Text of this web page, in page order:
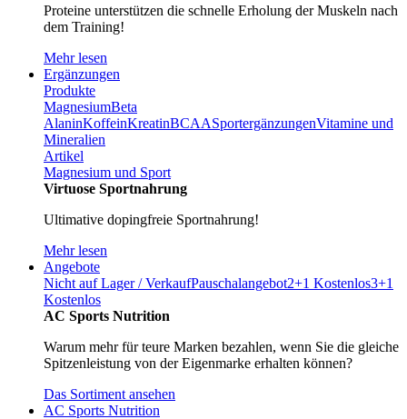
Proteine unterstützen die schnelle Erholung der Muskeln nach
dem Training!
Mehr lesen
Ergänzungen
Produkte
MagnesiumBeta
AlaninKoffeinKreatinBCAASportergänzungenVitamine und
Mineralien
Artikel
Magnesium und Sport
Virtuose Sportnahrung
Ultimative dopingfreie Sportnahrung!
Mehr lesen
Angebote
Nicht auf Lager / VerkaufPauschalangebot2+1 Kostenlos3+1
Kostenlos
AC Sports Nutrition
Warum mehr für teure Marken bezahlen, wenn Sie die gleiche
Spitzenleistung von der Eigenmarke erhalten können?
Das Sortiment ansehen
AC Sports Nutrition